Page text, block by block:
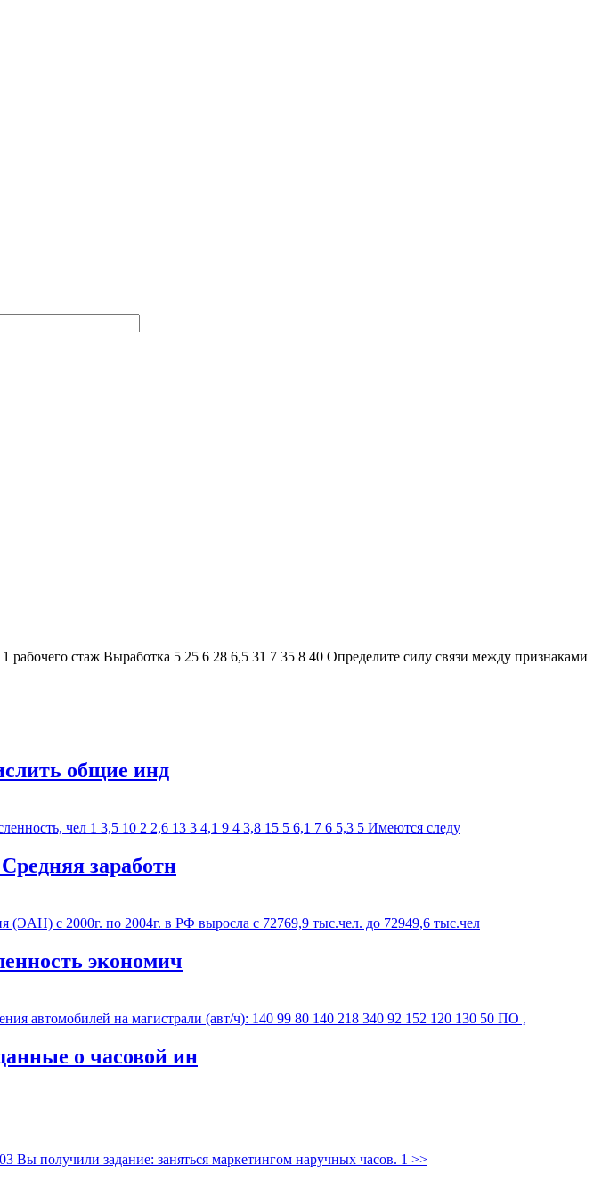
стаж Выработка 5 25 6 28 6,5 31 7 35 8 40 Определите силу связи между признаками
общие инд
заработн
экономич
о часовой ин
Вы получили задание: заняться маркетингом наручных часов. 1 >>